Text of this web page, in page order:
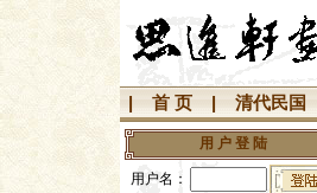
首 页 清代民国
用 户 登 陆
用户名：